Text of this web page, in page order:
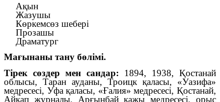
Ақын
Жазушы
Көркемсөз шебері
Прозашы
Драматург
Мағынаны тану бөлімі.
Тірек сөздер мен сандар: 1894, 1938, Қостанай
облысы, Таран ауданы, Троицк қаласы, «Уазифа»
медресесі, Уфа қаласы, «Ғалия» медресесі, Қостанай,
Айқап журналы, Арғынбай қажы медресесі, орыс